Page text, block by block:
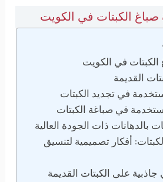
الكبتات في الكويت
في الكويت
القديمة
في تجديد الكبتات
في صباغة الكبتات
بالدهانات ذات الجودة العالية
أفكار تصميمية لتنسيق
على الكبتات القديمة